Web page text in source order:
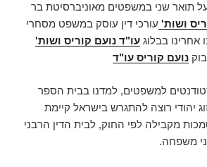
תואר שני במשפטים מאוניברסיטת בר
ושות' עורכי דין עוסק במשפט מסחרי
עו"ד נועם קוריס ושות'
נועם קוריס עו"ד
בתור סטודנטים למשפטים, למדנו בבית הספר
יהודי רוצה להתגרש בישראל קיימת
מקבילה לפי החוק, לבית הדין הרבני
משפחה.